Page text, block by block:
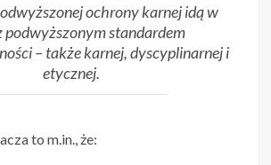
ochrony karnej idą w
podwyższonym standardem
– także karnej, dyscyplinarnej i
etycznej.
to m.in., że: